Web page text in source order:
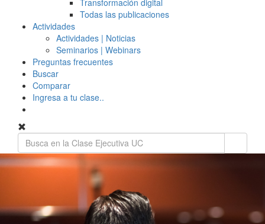
Transformación digital
Todas las publicaciones
Actividades
Actividades | Noticias
Seminarios | Webinars
Preguntas frecuentes
Buscar
Comparar
Ingresa a tu clase..